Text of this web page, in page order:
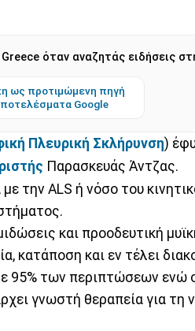
όταν αναζητάς ειδήσεις
ως προτιμώμενη πηγή
Google
Πλευρική Σκλήρυνση)
Παρασκευάς Άντζας.
την ALS ή νόσο του
και προοδευτική
κατάποση και εν τέλει
95% των περιπτώσεων ενώ
γνωστή θεραπεία για τη